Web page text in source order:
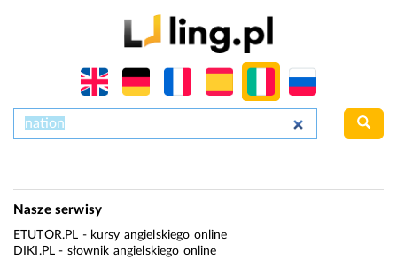
Nasze serwisy
ETUTOR.PL - kursy angielskiego online
DIKI.PL - słownik angielskiego online